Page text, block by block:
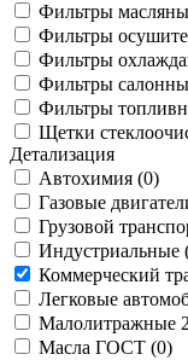
Фильтры
Фильтры
Фильтры
Фильтры
Фильтры
Щетки
Детализация
Автохимия (0)
Газовые
Грузовой
Индустриальные
Коммерческий
Легковые
Малолитражные
Масла ГОСТ (0)